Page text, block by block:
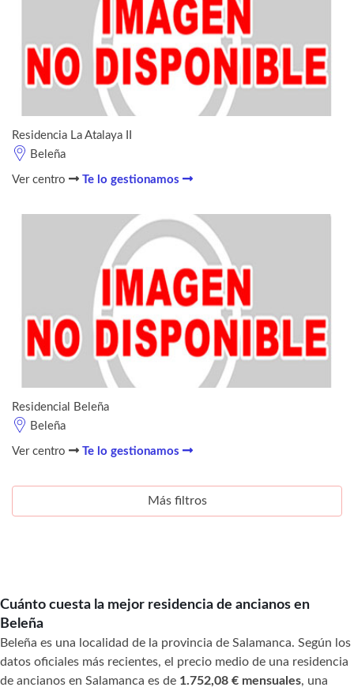
Residencia La Atalaya II
Beleña
Ver centro Te lo gestionamos
Residencial Beleña
Beleña
Ver centro Te lo gestionamos
Más filtros
Cuánto cuesta la mejor residencia de ancianos en
Beleña
Beleña es una localidad de la provincia de Salamanca. Según los
datos oficiales más recientes, el precio medio de una residencia
de ancianos en Salamanca es de 1.752,08 € mensuales, una